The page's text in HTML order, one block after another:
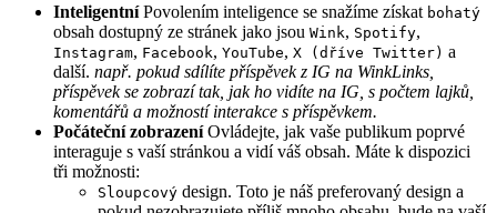
InteligentníPovolením inteligence se snažíme získat bohatý
obsah dostupný ze stránek jako jsou Wink, Spotify,
Instagram, Facebook, YouTube, X (dříve Twitter) a
další. např. pokud sdílíte příspěvek z IG na WinkLinks,
příspěvek se zobrazí tak, jak ho vidíte na IG, s počtem lajků,
komentářů a možností interakce s příspěvkem.
Počáteční zobrazeníOvládejte, jak vaše publikum poprvé
interaguje s vaší stránkou a vidí váš obsah. Máte k dispozici
tři možnosti:
Sloupcový design. Toto je náš preferovaný design a